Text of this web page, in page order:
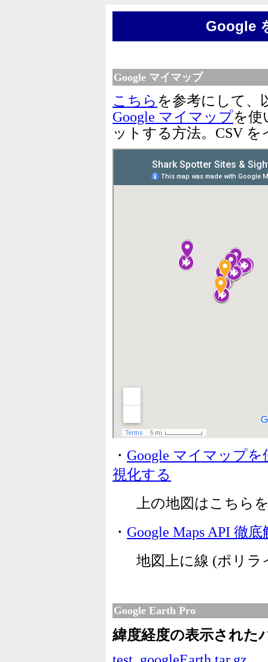
Google
Google マイマップ
こちら を参考にして、
Google マイマップを使
ットする方法。CSV
・ Google マイマップ
視化する
上の地図はこちら
・ Google Maps API 徹底
地図上に線 (ポリ
Google Earth Pro
緯度経度の表示された